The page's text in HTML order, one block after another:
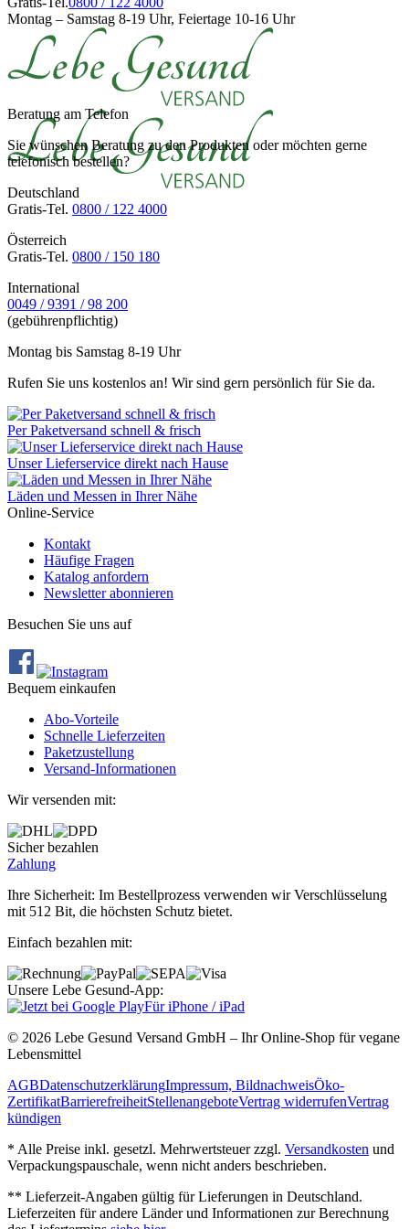
Montag – Samstag 8-19 Uhr, Feiertage 10-16 Uhr
Beratung am Telefon
Sie wünschen Beratung zu den Produkten oder möchten gerne
telefonisch bestellen?
Deutschland
Gratis-Tel. 0800 / 122 4000
Österreich
Gratis-Tel. 0800 / 150 180
International
0049 / 9391 / 98 200
(gebührenpflichtig)
Montag bis Samstag 8-19 Uhr
Rufen Sie uns kostenlos an! Wir sind gern persönlich für Sie da.
Per Paketversand schnell & frisch
Unser Lieferservice direkt nach Hause
Läden und Messen in Ihrer Nähe
Online-Service
Kontakt
Häufige Fragen
Katalog anfordern
Newsletter abonnieren
Besuchen Sie uns auf
Bequem einkaufen
Abo‐Vorteile
Schnelle Lieferzeiten
Paketzustellung
Versand‐Informationen
Wir versenden mit:
Sicher bezahlen
Zahlung
Ihre Sicherheit: Im Bestellprozess verwenden wir Verschlüsselung
mit 512 Bit, die höchsten Schutz bietet.
Einfach bezahlen mit:
Unsere Lebe Gesund-App:
Für iPhone / iPad
© 2026 Lebe Gesund Versand GmbH – Ihr Online‐Shop für vegane
Lebensmittel
AGBDatenschutzerklärungImpressum, BildnachweisÖko‐
ZertifikatBarrierefreiheitStellenangeboteVertrag widerrufenVertrag
kündigen
* Alle Preise inkl. gesetzl. Mehrwertsteuer zzgl. Versandkosten und
Verpackungspauschale, wenn nicht anders beschrieben.
** Lieferzeit‐Angaben gültig für Lieferungen in Deutschland.
Lieferzeiten für andere Länder und Informationen zur Berechnung